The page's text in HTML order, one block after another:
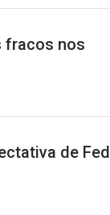
fracos nos
de Fed